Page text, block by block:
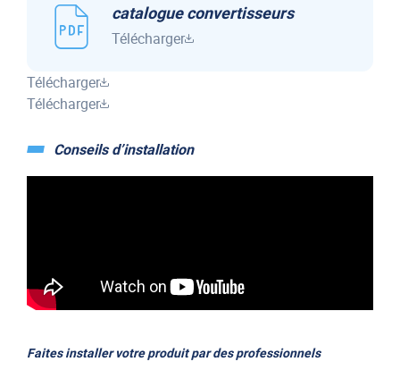
catalogue convertisseurs
Télécharger
Télécharger
Télécharger
Conseils d’installation
Faites installer votre produit par des professionnels